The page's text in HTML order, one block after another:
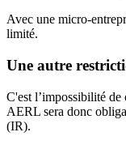
Avec une micro-
limité.
Une autre
C'est l’impossibilité
AERL sera donc
(IR).